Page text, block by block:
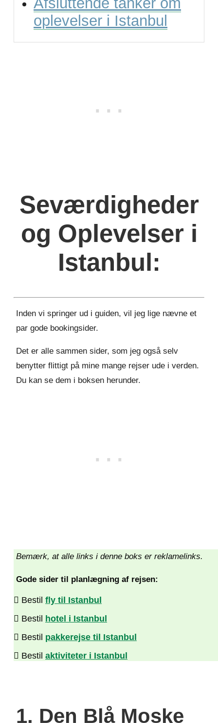
oplevelser i Istanbul
Seværdigheder
og Oplevelser i
Istanbul:
Inden vi springer ud i guiden, vil jeg lige nævne et
par gode bookingsider.
Det er alle sammen sider, som jeg også selv
benytter flittigt på mine mange rejser ude i verden.
Du kan se dem i boksen herunder.
Bemærk, at alle links i denne boks er reklamelinks.
Gode sider til planlægning af rejsen:
Bestil fly til Istanbul
Bestil
hotel i Istanbul
Bestil pakkerejse til Istanbul
Bestil aktiviteter i Istanbul
1. Den Blå Moske